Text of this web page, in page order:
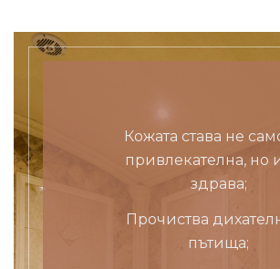
Кожата става не
привлекателна, но
здрава;
Прочиства
пътища;